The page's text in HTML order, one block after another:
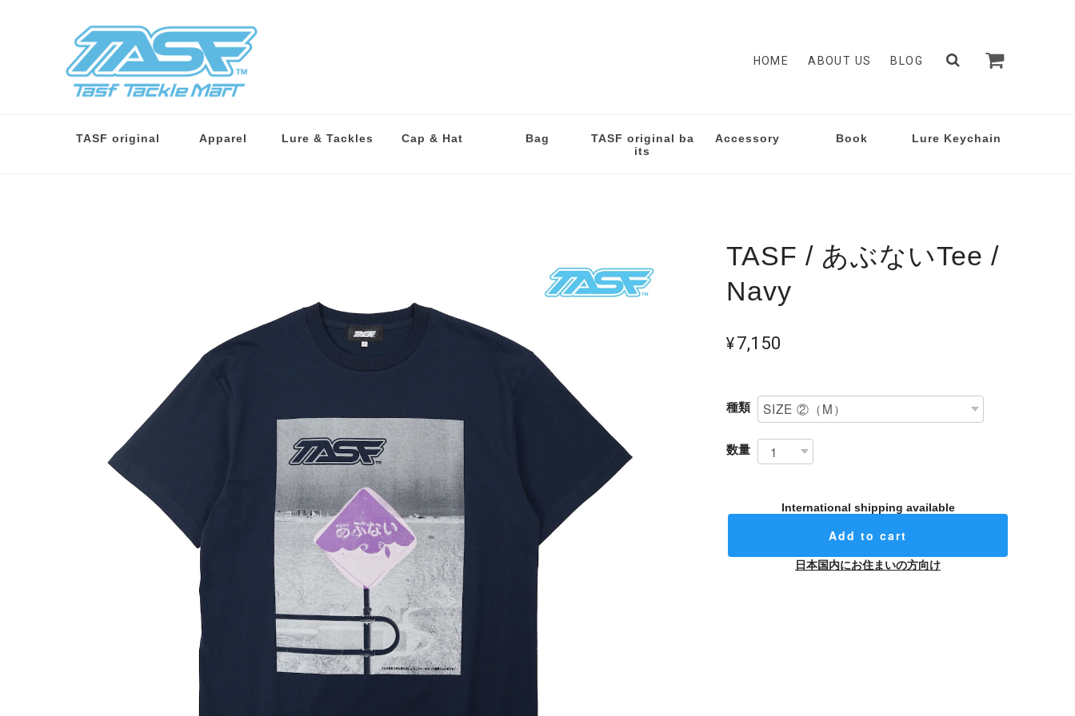
HOME ABOUT US BLOG
TASF original Apparel Lure & Tackles Cap & Hat Bag
TASF original ba
its
Accessory Book Lure Keychain
TASF / あぶないTee /
Navy
¥7,150
種類
数量
International shipping available
Add to cart
日本国内にお住まいの方向け